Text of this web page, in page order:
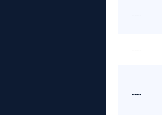
----
----
----